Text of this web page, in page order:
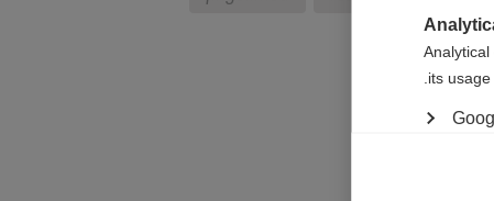
its usage.